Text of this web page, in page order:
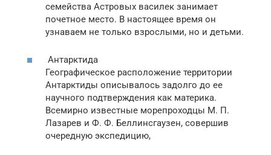
семейства Астровых василек занимает
почетное место. В настоящее время он
узнаваем не только взрослыми, но и детьми.
Антарктида
Географическое расположение территории
Антарктиды описывалось задолго до ее
научного подтверждения как материка.
Всемирно известные морепроходцы М. П.
Лазарев и Ф. Ф. Беллинсгаузен, совершив
очередную экспедицию,